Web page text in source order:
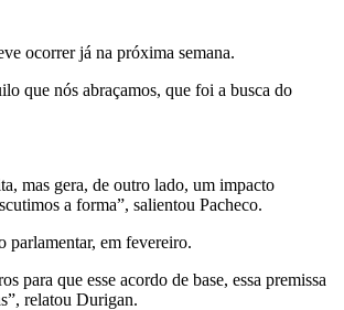
ocorrer já na próxima semana.
que nós abraçamos, que foi a busca do
mas gera, de outro lado, um impacto
a forma”, salientou Pacheco.
parlamentar, em fevereiro.
para que esse acordo de base, essa premissa
relatou Durigan.